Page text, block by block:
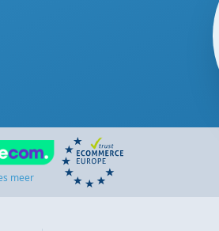
meer